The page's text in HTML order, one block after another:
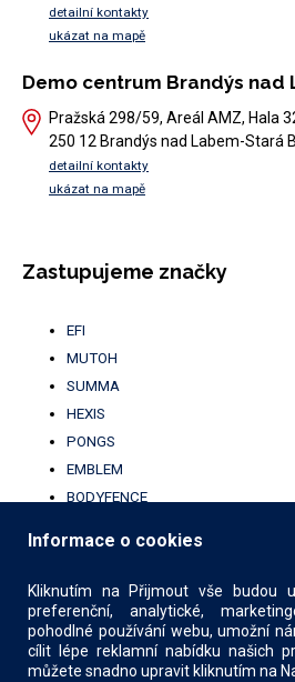
detailní kontakty
ukázat na mapě
Demo centrum Brandýs nad
Pražská 298/59, Areál AMZ, Hala
250 12 Brandýs nad Labem-Stará
detailní kontakty
ukázat na mapě
Zastupujeme značky
EFI
MUTOH
SUMMA
HEXIS
PONGS
EMBLEM
BODYFENCE
KALA
Informace o cookies
Kliknutím na Přijmout vše budou
preferenční, analytické,
pohodlné používání webu, umožní
cílit lépe reklamní nabídku našich
můžete snadno upravit kliknutím na